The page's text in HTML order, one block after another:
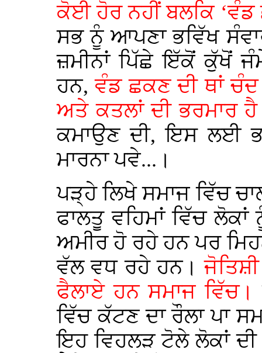
ਕੋਈ ਹੋਰ ਨਹੀਂ ਬਲਕਿ ‘ਵੰਡ
ਸਭ ਨੂੰ ਆਪਣਾ ਭਵਿੱਖ
ਜ਼ਮੀਨਾਂ ਪਿੱਛੇ ਇੱਕੋਂ ਕੁੱਖੋਂ
ਹਨ,ਵੰਡ ਛਕਣ ਦੀ ਥਾਂ
ਅਤੇ ਕਤਲਾਂ ਦੀ ਭਰਮਾਰ
ਕਮਾਉਣ ਦੀ, ਇਸ ਲਈ
ਮਾਰਨਾ ਪਵੇ...।
ਪੜ੍ਹੇ ਲਿਖੇ ਸਮਾਜ ਵਿੱਚ
ਫਾਲਤੂ ਵਹਿਮਾਂ ਵਿੱਚ
ਅਮੀਰ ਹੋ ਰਹੇ ਹਨ ਪਰ
ਵੱਲ ਵਧ ਰਹੇ ਹਨ।
ਫੈਲਾਏ ਹਨ ਸਮਾਜ ਵਿੱਚ।
ਵਿੱਚ ਕੱਟਣ ਦਾ ਰੌਲਾ ਪਾ
ਇਹ ਵਿਹਲੜ ਟੋਲੇ ਲੋਕਾਂ ਦੀ